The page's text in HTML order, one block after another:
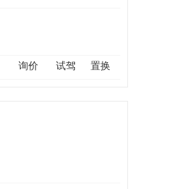
询价 试驾 置换